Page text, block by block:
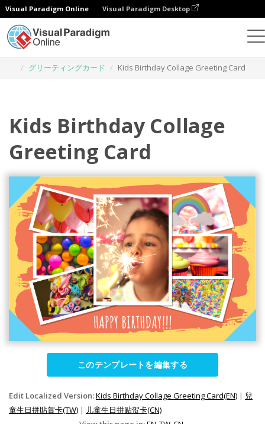
Visual Paradigm Online Visual Paradigm Desktop
グリーティングカード
Kids Birthday Collage Greeting Card
Kids Birthday Collage
Greeting Card
このテンプレートを編集する
Edit Localized Version:Kids Birthday Collage Greeting Card(EN) | 兒
童生日拼貼賀卡(TW) | 儿童生日拼贴贺卡(CN)